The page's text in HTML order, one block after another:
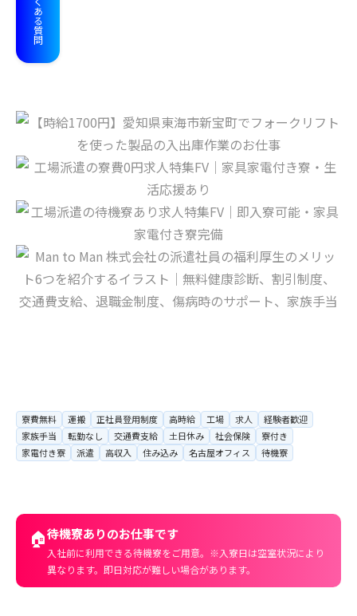
よくある質問
寮費無料 運搬 正社員登用制度 高時給 工場 求人
経験者歓迎
家族手当
転勤なし 交通費支給 土日休み 社会保険
寮付き
家電付き寮
派遣 高収入 住み込み 名古屋オフィス 待機寮
🏠待機寮ありのお仕事です
入社前に利用できる待機寮をご用意。※入寮日は空室状況により
異なります。即日対応が難しい場合があります。